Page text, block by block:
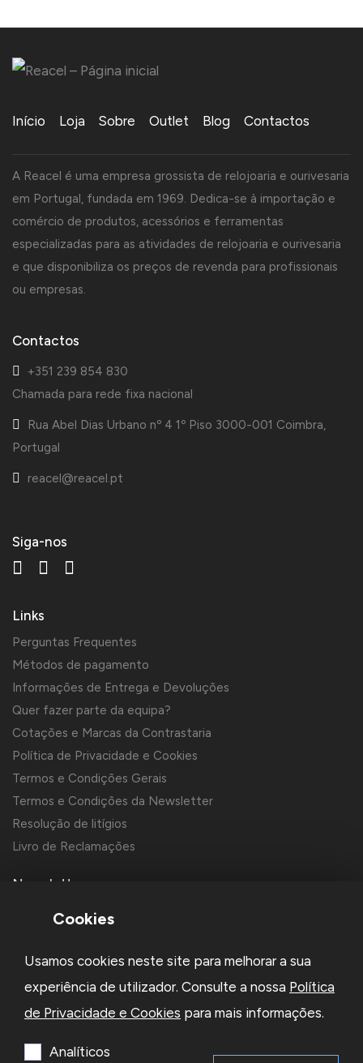
Início Loja Sobre Outlet Blog Contactos
A Reacel é uma empresa grossista de relojoaria e ourivesaria
em Portugal, fundada em 1969. Dedica-se à importação e
comércio de produtos, acessórios e ferramentas
especializadas para as atividades de relojoaria e ourivesaria
e que disponibiliza os preços de revenda para profissionais
ou empresas.
Contactos
+351 239 854 830
Chamada para rede fixa nacional
Rua Abel Dias Urbano nº 4 1º Piso 3000-001 Coimbra,
Portugal
reacel@reacel.pt
Siga-nos
Links
Perguntas Frequentes
Métodos de pagamento
Informações de Entrega e Devoluções
Quer fazer parte da equipa?
Cotações e Marcas da Contrastaria
Política de Privacidade e Cookies
Termos e Condições Gerais
Termos e Condições da Newsletter
Resolução de litígios
Livro de Reclamações
Newsletter
Li e aceito aPolítica de Privacidadee os Termos e Condições
Cookies
Usamos cookies neste site para melhorar a sua
experiência de utilizador. Consulte a nossa Política
de Privacidade e Cookies para mais informações.
Analíticos